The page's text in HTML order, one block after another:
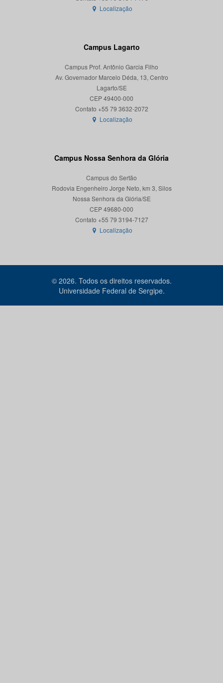
Localização
Campus Lagarto
Campus Prof. Antônio Garcia Filho
Av. Governador Marcelo Déda, 13, Centro
Lagarto/SE
CEP 49400-000
Localização
Campus Nossa Senhora da Glória
Campus do Sertão
Rodovia Engenheiro Jorge Neto, km 3, Silos
Nossa Senhora da Glória/SE
CEP 49680-000
Contato +55 79 3194-7127
Localização
© 2026. Todos os direitos reservados.
Universidade Federal de Sergipe.